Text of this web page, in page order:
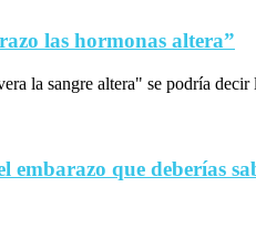
las hormonas altera”
la sangre altera" se podría decir
embarazo que deberías